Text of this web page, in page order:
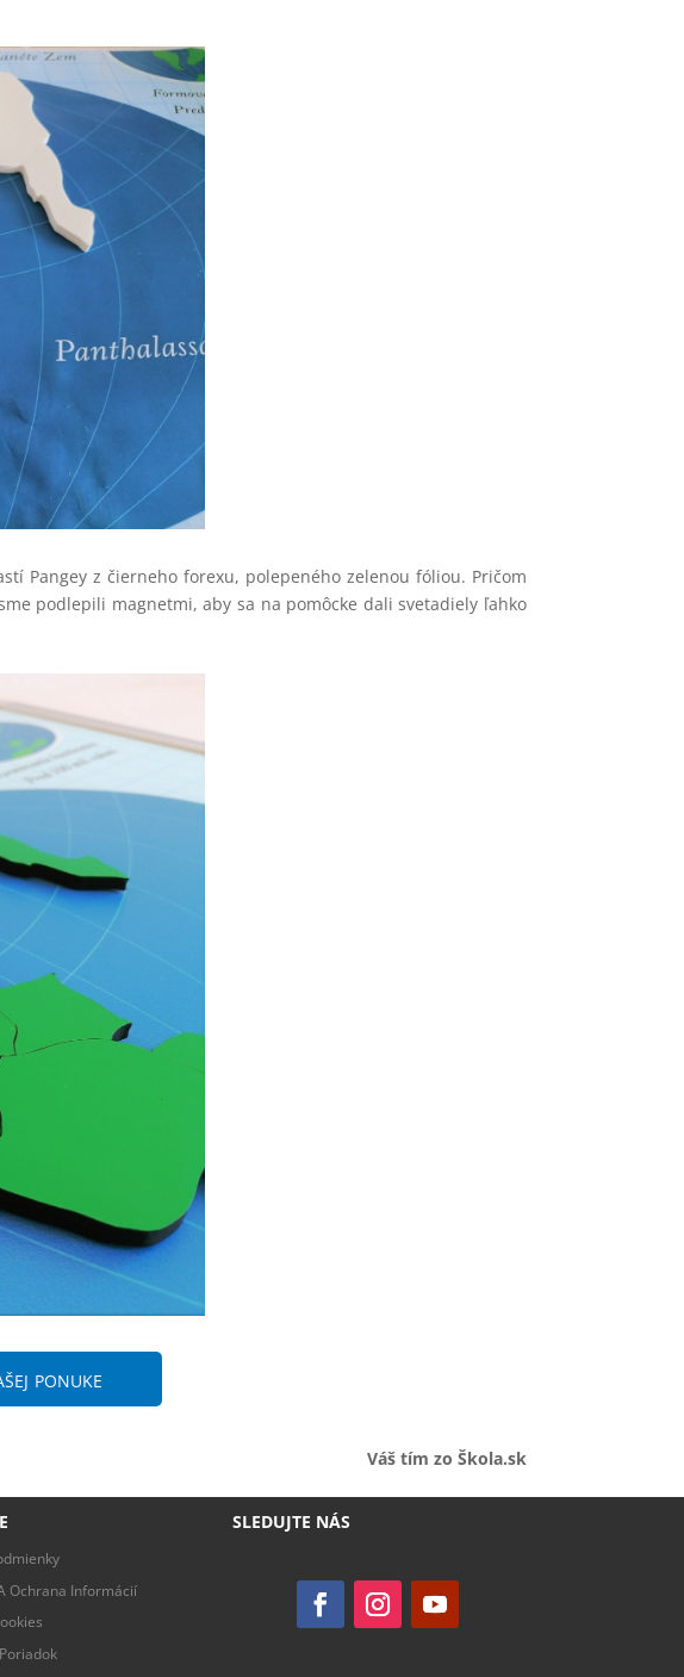
Pangey z čierneho forexu, polepeného zelenou fóliou. Pričom
podlepili magnetmi, aby sa na pomôcke dali svetadiely ľahko
ponuke
Váš tím zo Škola.sk
Ochrana Informácií
SLEDUJTE NÁS